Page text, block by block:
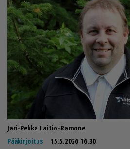
Jari-Pekka Laitio-Ramone
Pääkirjoitus
15.5.2026 16.30